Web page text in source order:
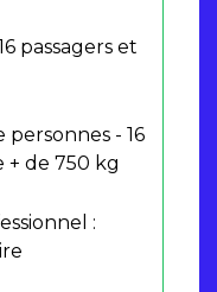
passagers et
personnes - 16
+ de 750 kg
: